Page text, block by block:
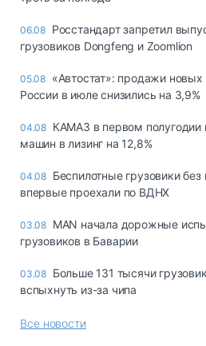
06.08 Росстандарт запретил
грузовиков Dongfeng и Zoomlion
05.08 «Автостат»: продажи
России в июле снизились на 3,9%
04.08 КАМАЗ в первом полугодии
машин в лизинг на 12,8%
04.08 Беспилотные грузовики
впервые проехали по ВДНХ
03.08 MAN начала дорожные
грузовиков в Баварии
03.08 Больше 131 тысячи
вспыхнуть из-за чипа
Все новости